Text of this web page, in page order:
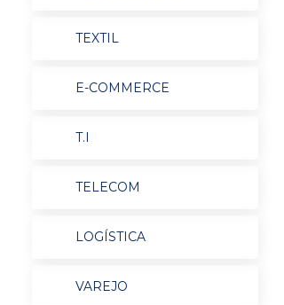
TEXTIL
E-COMMERCE
T.I
TELECOM
LOGÍSTICA
VAREJO